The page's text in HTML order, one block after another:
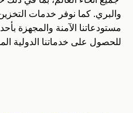
والبري. كما نوفر خدمات
مستودعاتنا الآمنة والمجهزة
للحصول على خدماتنا الدولية